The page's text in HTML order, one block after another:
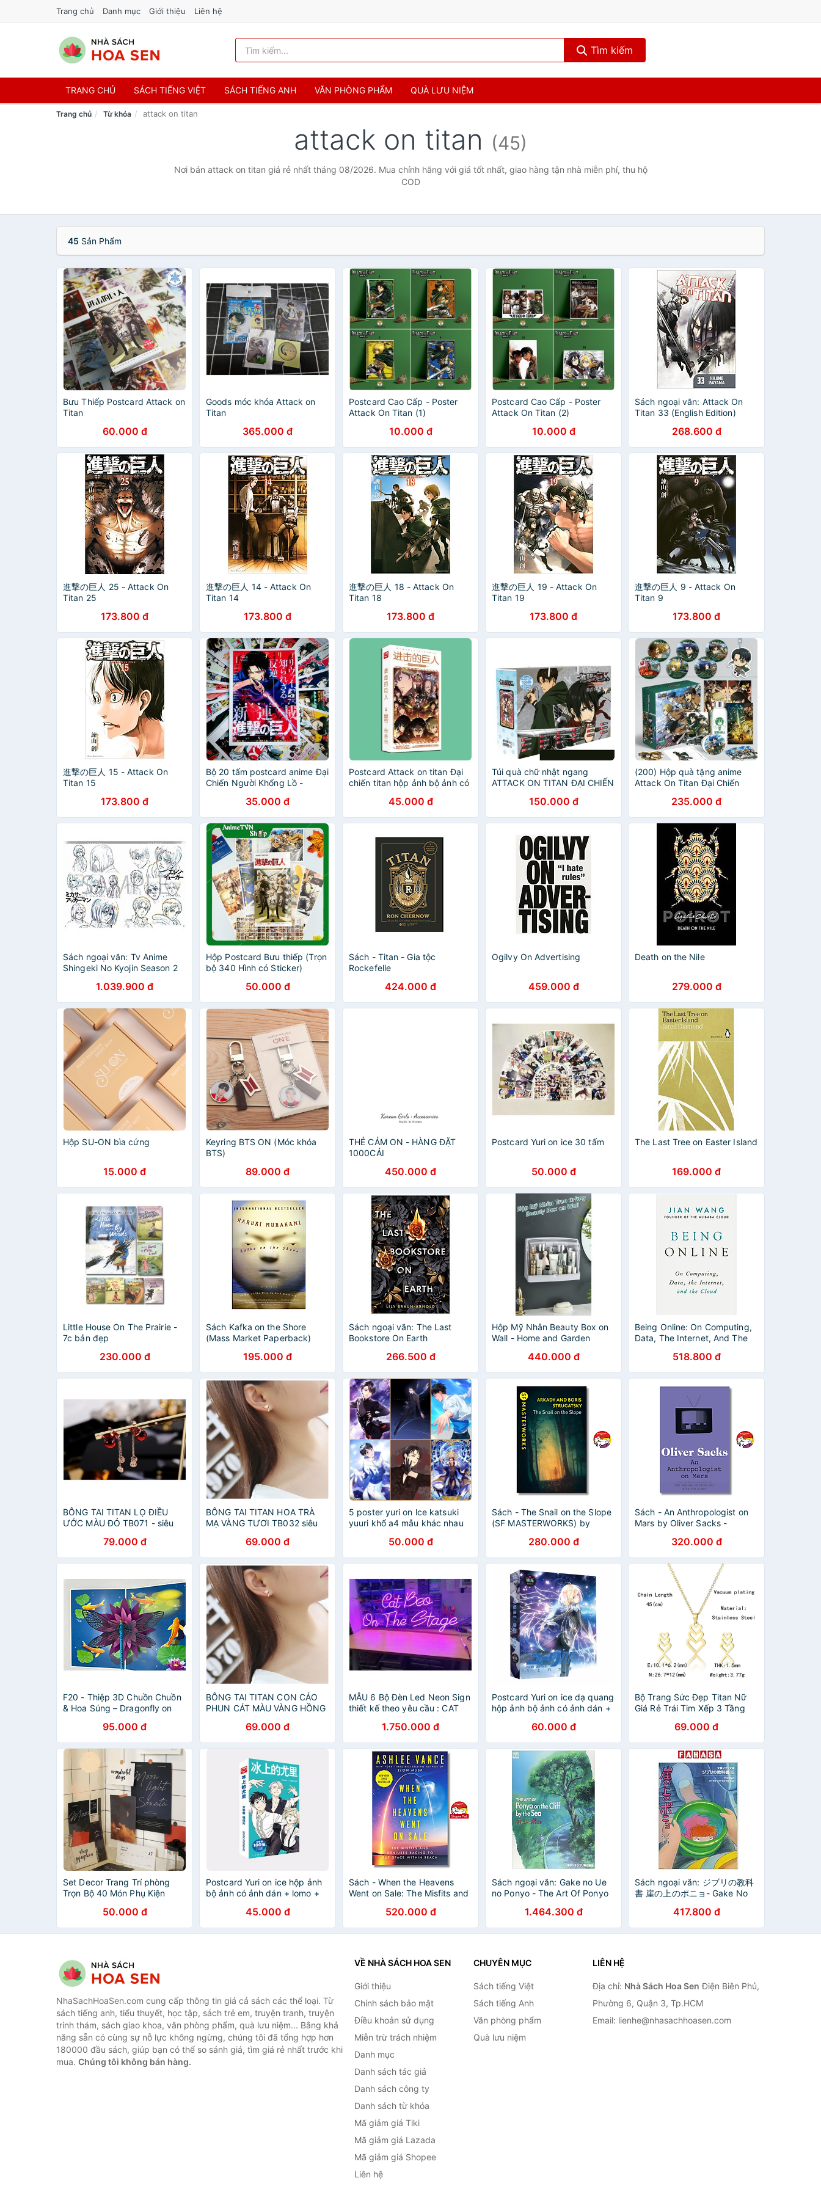
Trang chủ Danh mục Giới thiệu Liên hệ
Tìm kiếm
TRANG CHỦ SÁCH TIẾNG VIỆT SÁCH TIẾNG ANH VĂN PHÒNG PHẨM QUÀ LƯU NIỆM
Trang chủ Từ khóa attack on titan
attack on titan (45)
Nơi bán attack on titan giá rẻ nhất tháng 08/2026. Mua chính hãng với giá tốt nhất, giao hàng tận nhà miễn phí, thu hộ
COD
45 Sản Phẩm
Bưu Thiếp Postcard Attack on
Titan
60.000 đ
Goods móc khóa Attack on
Titan
365.000 đ
Postcard Cao Cấp - Poster
Attack On Titan (1)
10.000 đ
Postcard Cao Cấp - Poster
Attack On Titan (2)
10.000 đ
Sách ngoại văn: Attack On
Titan 33 (English Edition)
268.600 đ
進撃の巨人 25 - Attack On
Titan 25
173.800 đ
進撃の巨人 14 - Attack On
Titan 14
173.800 đ
進撃の巨人 18 - Attack On
Titan 18
173.800 đ
進撃の巨人 19 - Attack On
Titan 19
173.800 đ
進撃の巨人 9 - Attack On
Titan 9
173.800 đ
進撃の巨人 15 - Attack On
Titan 15
173.800 đ
Bộ 20 tấm postcard anime Đại
Chiến Người Khổng Lồ -
35.000 đ
Postcard Attack on titan Đại
chiến titan hộp ảnh bộ ảnh có
bưu thiếp anime chibi
45.000 đ
Túi quà chữ nhật ngang
ATTACK ON TITAN ĐẠI CHIẾN
bookmark banner huy hiệu
thiếp ảnh dán
150.000 đ
(200) Hộp quà tặng anime
Attack On Titan Đại Chiến
huy hiệu ảnh dán ảnh thẻ
poster
235.000 đ
Sách ngoại văn: Tv Anime
Shingeki No Kyojin Season 2
TV Anime Season 2
1.039.900 đ
Hộp Postcard Bưu thiếp (Trọn
bộ 340 Hình có Sticker)
(Tấn công người khổng lồ)
50.000 đ
Sách - Titan - Gia tộc
Rockefelle
424.000 đ
Ogilvy On Advertising
459.000 đ
Death on the Nile
279.000 đ
Hộp SU-ON bìa cứng
15.000 đ
Keyring BTS ON (Móc khóa
BTS)
89.000 đ
THẺ CẢM ON - HÀNG ĐẶT
1000CÁI
450.000 đ
Postcard Yuri on ice 30 tấm
50.000 đ
The Last Tree on Easter Island
169.000 đ
Little House On The Prairie -
7c bản đẹp
230.000 đ
Sách Kafka on the Shore
(Mass Market Paperback)
195.000 đ
Sách ngoại văn: The Last
Bookstore On Earth
266.500 đ
Hộp Mỹ Nhân Beauty Box on
Wall - Home and Garden
440.000 đ
Being Online: On Computing,
Data, The Internet, And The
518.800 đ
BÔNG TAI TITAN LỌ ĐIỀU
ƯỚC MÀU ĐỎ TB071 - siêu
79.000 đ
BÔNG TAI TITAN HOA TRÀ
MẠ VÀNG TƯƠI TB032 siêu
69.000 đ
5 poster yuri on lce katsuki
yuuri khổ a4 mẫu khác nhau
50.000 đ
Sách - The Snail on the Slope
(SF MASTERWORKS) by
Science Fiction Book
280.000 đ
Sách - An Anthropologist on
Mars by Oliver Sacks -
English - Ngoại Văn
320.000 đ
F20 - Thiệp 3D Chuồn Chuồn
& Hoa Súng – Dragonfly on
Viethands Giftshop
95.000 đ
BÔNG TAI TITAN CON CÁO
PHUN CÁT MÀU VÀNG HỒNG
tìm tình yêu - tặng hộp quà
69.000 đ
MẪU 6 Bộ Đèn Led Neon Sign
thiết kế theo yêu cầu : CAT
1.750.000 đ
Postcard Yuri on ice dạ quang
hộp ảnh bộ ảnh có ảnh dán +
manga anime chibi
60.000 đ
Bộ Trang Sức Đẹp Titan Nữ
Giá Rẻ Trái Tim Xếp 3 Tầng
Đen, Không Rỉ Sét Vĩnh Viễn -
V44-1
69.000 đ
Set Decor Trang Trí phòng
Trọn Bộ 40 Món Phụ Kiện
THE BLOG 4 Chủ Đề
50.000 đ
Postcard Yuri on ice hộp ảnh
bộ ảnh có ảnh dán + lomo +
chibi quà tặng độc đáo
45.000 đ
Sách - When the Heavens
Went on Sale: The Misfits and
Within Reach by Ashlee
Vance/Best
Nonfiction/Paperback US
520.000 đ
Sách ngoại văn: Gake no Ue
no Ponyo - The Art Of Ponyo
(Ghibli THE ART Series)
(Japanese Edition)
1.464.300 đ
Sách ngoại văn: ジブリの教科
書 崖の上のポニョ- Gake No
Kyoukasho - Ponyo On The
Cliff By The Sea 15
417.800 đ
NhaSachHoaSen.com cung cấp thông tin giá cả sách các thể loại. Từ
sách tiếng anh, tiểu thuyết, học tập, sách trẻ em, truyện tranh, truyện
trinh thám, sách giao khoa, văn phòng phẩm, quà lưu niệm... Bằng khả
năng sẵn có cùng sự nỗ lực không ngừng, chúng tôi đã tổng hợp hơn
180000 đầu sách, giúp bạn có thể so sánh giá, tìm giá rẻ nhất trước khi
mua. Chúng tôi không bán hàng.
VỀ NHÀ SÁCH HOA SEN
Giới thiệu
Chính sách bảo mật
Điều khoản sử dụng
Miễn trừ trách nhiệm
Danh mục
Danh sách tác giả
Danh sách công ty
Danh sách từ khóa
Mã giảm giá Tiki
Mã giảm giá Lazada
Mã giảm giá Shopee
Liên hệ
CHUYÊN MỤC
Sách tiếng Việt
Sách tiếng Anh
Văn phòng phẩm
Quà lưu niệm
LIÊN HỆ
Địa chỉ: Nhà Sách Hoa Sen Điện Biên Phủ,
Phường 6, Quận 3, Tp.HCM
Email: lienhe@nhasachhoasen.com